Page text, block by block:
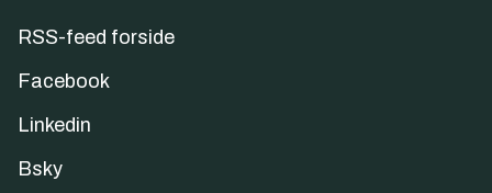
RSS-feed forside
Facebook
Linkedin
Bsky